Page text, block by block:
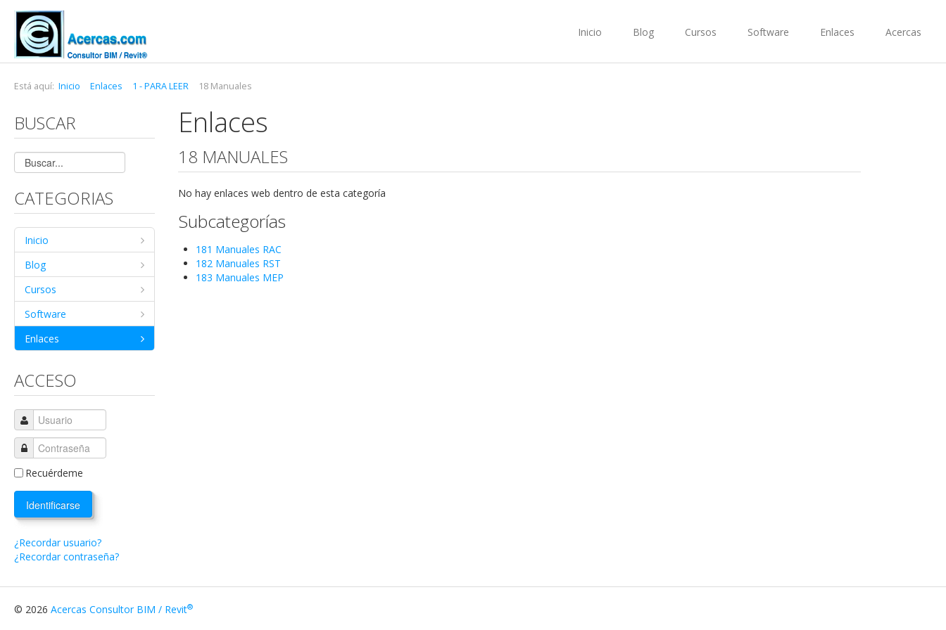
Inicio Blog Cursos Software Enlaces Acercas
Está aquí: Inicio Enlaces 1 - PARA LEER 18 Manuales
BUSCAR
CATEGORIAS
Inicio
Blog
Cursos
Software
Enlaces
ACCESO
Recuérdeme
Identificarse
¿Recordar usuario?
¿Recordar contraseña?
Enlaces
18 MANUALES
No hay enlaces web dentro de esta categoría
Subcategorías
181 Manuales RAC
182 Manuales RST
183 Manuales MEP
© 2026 Acercas Consultor BIM / Revit®